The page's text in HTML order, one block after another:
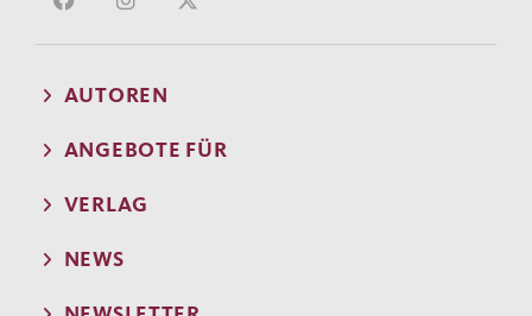
AUTOREN
ANGEBOTE FÜR
VERLAG
NEWS